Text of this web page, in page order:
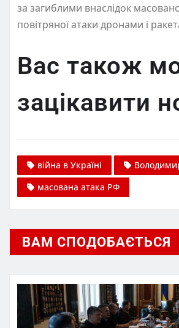
за загиблими внаслідок
повітряної атаки дронами і
Вас також
зацікавити
війна в Україні
масована атака РФ
ВАМ СПОДОБАЄТЬСЯ